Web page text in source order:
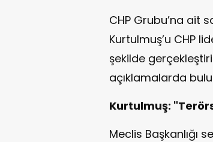
CHP Grubu’na ait
Kurtulmuş’u CHP
şekilde
açıklamalarda
Kurtulmuş:
Meclis Başkanlığı